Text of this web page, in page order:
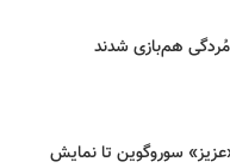
مُردگی هم‌بازی شدند
سوروگوین تا نمایش